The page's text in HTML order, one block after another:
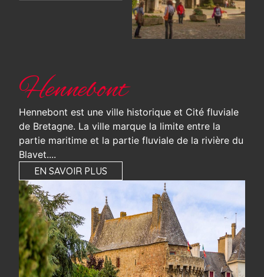
Hennebont
Hennebont est une ville historique et Cité fluviale
de Bretagne. La ville marque la limite entre la
partie maritime et la partie fluviale de la rivière du
Blavet....
EN SAVOIR PLUS